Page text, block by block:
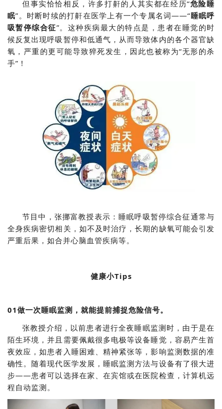
但事实恰恰相反，许多打鼾的人其实都在经历“危险睡
眠”。时断时续的打鼾在医学上有一个专属名词——“睡眠呼
吸暂停综合征”。这种疾病最大的特点是，患者在睡觉的时
候反复出现呼吸暂停和低通气，从而导致体内的各个器官缺
氧，严重的更可能导致猝死发生，因此也被称为“无形的杀
手”！
节目中，张挪富教授表示：睡眠呼吸暂停综合征通常与
全身疾病密切相关，如不及时治疗，长期的缺氧可能会引发
严重后果，如合并心脑血管疾病等。
健康小Tips
01做一次睡眠监测，就能提前捕捉危险信号。
张教授介绍，以前患者进行全夜睡眠监测时，由于是在
陌生环境，并且需要佩戴很多电极等设备睡觉，容易产生首
夜效应，如患者入睡困难、精神紧张等，影响监测数据的准
确性。随着现代医学发展，睡眠监测方法与设备有了很大进
步——患者可以选择在家、在宾馆或在医院检查，计算机远
程自动监测。